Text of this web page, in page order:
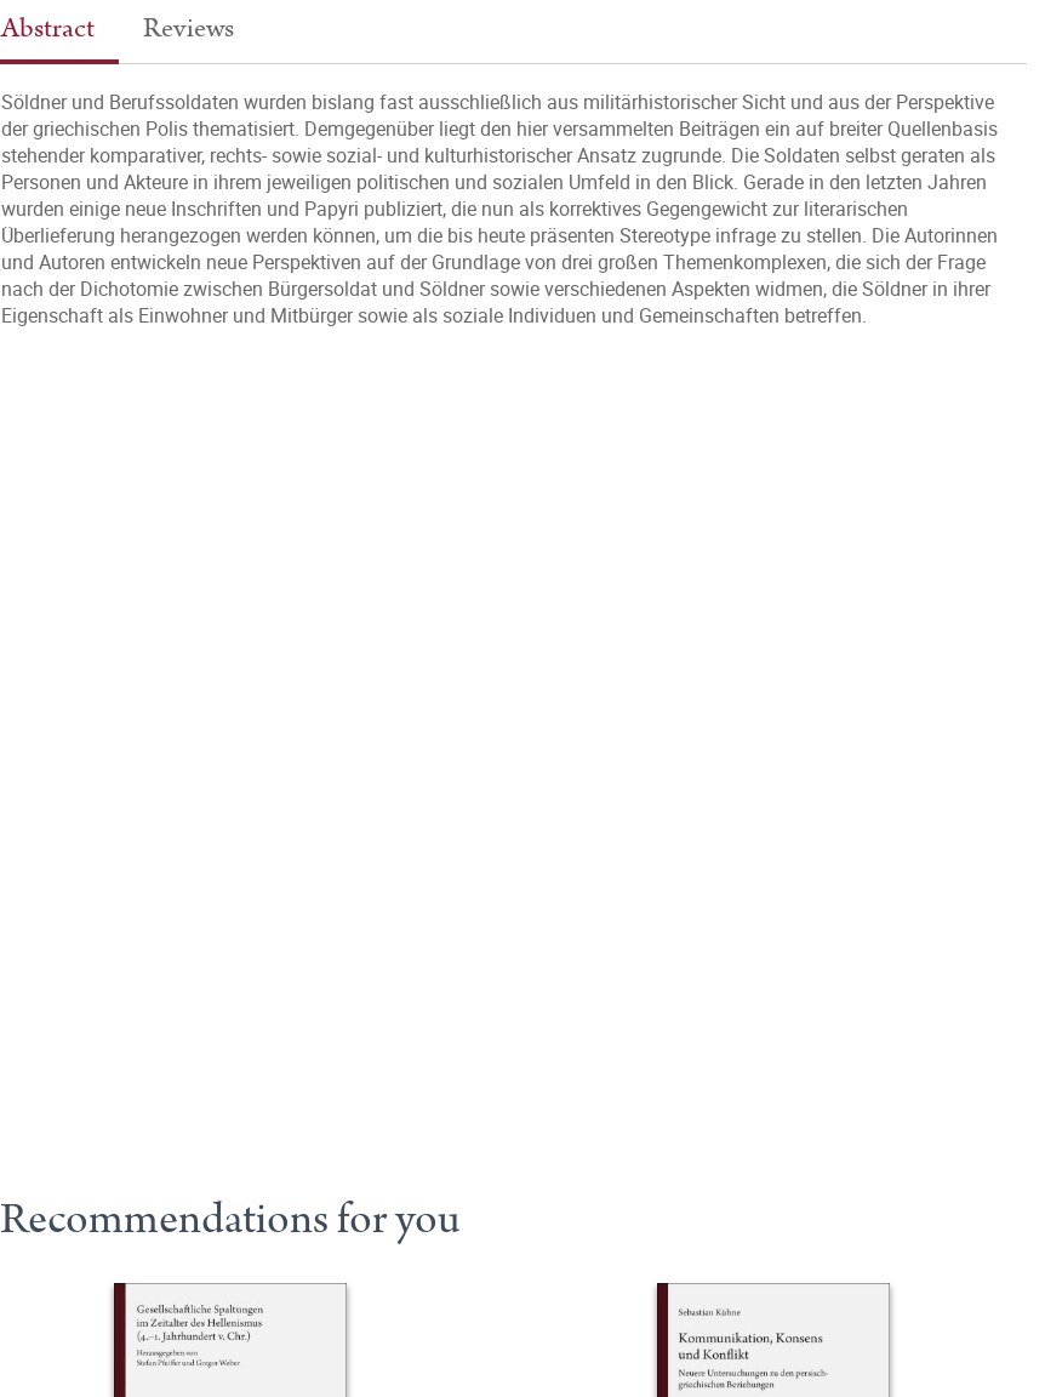
Abstract Reviews
Söldner und Berufssoldaten wurden bislang fast ausschließlich aus militärhistorischer Sicht und aus der Perspektive
der griechischen Polis thematisiert. Demgegenüber liegt den hier versammelten Beiträgen ein auf breiter Quellenbasis
stehender komparativer, rechts- sowie sozial- und kulturhistorischer Ansatz zugrunde. Die Soldaten selbst geraten als
Personen und Akteure in ihrem jeweiligen politischen und sozialen Umfeld in den Blick. Gerade in den letzten Jahren
wurden einige neue Inschriften und Papyri publiziert, die nun als korrektives Gegengewicht zur literarischen
Überlieferung herangezogen werden können, um die bis heute präsenten Stereotype infrage zu stellen. Die Autorinnen
und Autoren entwickeln neue Perspektiven auf der Grundlage von drei großen Themenkomplexen, die sich der Frage
nach der Dichotomie zwischen Bürgersoldat und Söldner sowie verschiedenen Aspekten widmen, die Söldner in ihrer
Eigenschaft als Einwohner und Mitbürger sowie als soziale Individuen und Gemeinschaften betreffen.
Recommendations for you